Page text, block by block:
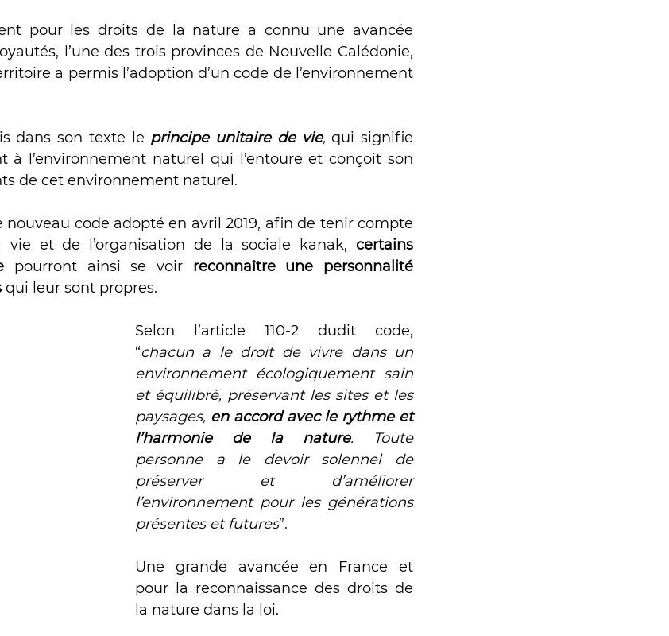
Creuse
pour les droits de la nature a connu une avancée
l’une des trois provinces de Nouvelle Calédonie,
a permis l’adoption d’un code de l’environnement
dans son texte le principe unitaire de vie, qui signifie
à l’environnement naturel qui l’entoure et conçoit son
de cet environnement naturel.
nouveau code adopté en avril 2019, afin de tenir compte
et de l’organisation de la sociale kanak, certains
pourront ainsi se voir reconnaître une personnalité
qui leur sont propres.
Selon l’article 110-2 dudit code,
“chacun a le droit de vivre dans un
environnement écologiquement sain
et équilibré, préservant les sites et les
paysages, en accord avec le rythme et
l’harmonie de la nature. Toute
personne a le devoir solennel de
préserver et d’améliorer
l’environnement pour les générations
présentes et futures”.
Une grande avancée en France et
pour la reconnaissance des droits de
la nature dans la loi.